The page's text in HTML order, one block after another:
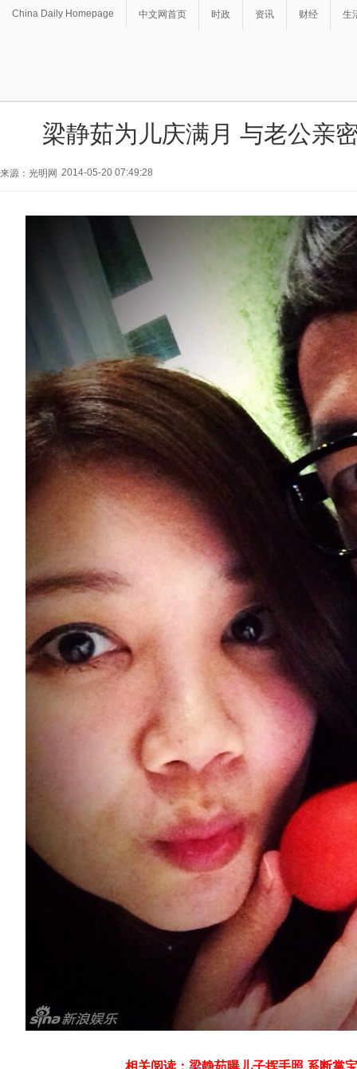
China Daily Homepage 中文网首页 时政 资讯 财经 生
梁静茹为儿庆满月 与老公亲
来源：光明网 2014-05-20 07:49:28
相关阅读： 梁静茹曝儿子挥手照 系断掌